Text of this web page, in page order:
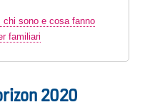
chi sono e cosa fanno
familiari
2020